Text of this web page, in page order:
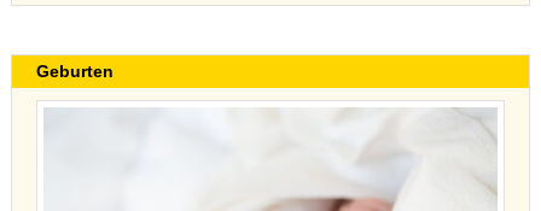
Geburten